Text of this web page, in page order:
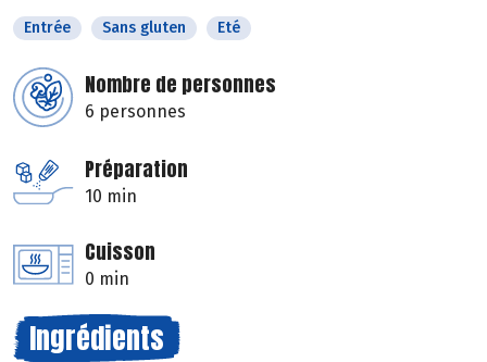
Entrée Sans gluten Eté
Nombre de personnes
6 personnes
Préparation
10 min
Cuisson
0 min
Ingrédients